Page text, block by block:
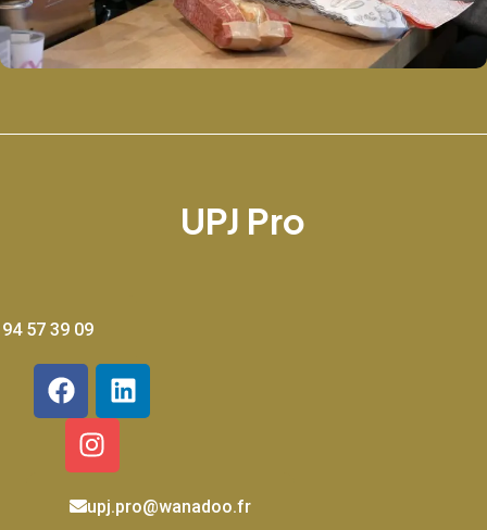
UPJ Pro
57 39 09
F
a
c
b
o
L
i
n
d
I
s
t
a
g
upj.pro@wanadoo.fr